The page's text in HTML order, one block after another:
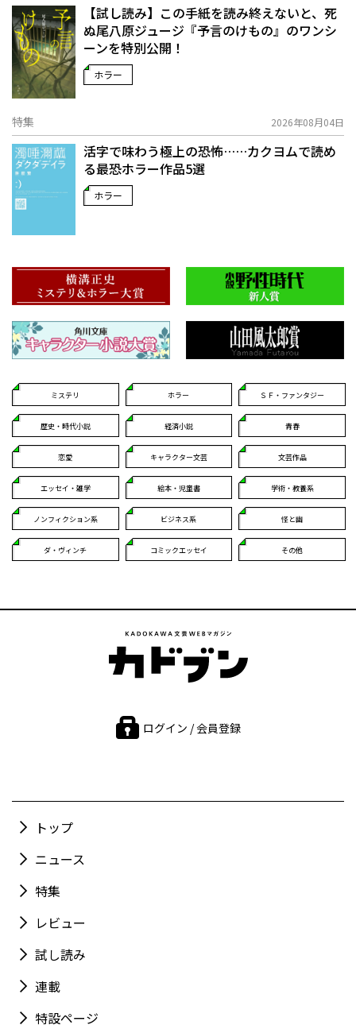
【試し読み】この手紙を読み終えないと、死
ぬ――尾八原ジュージ『予言のけもの』のワンシ
ーンを特別公開！
ホラー
特集 2026年08月04日
活字で味わう極上の恐怖……カクヨムで読め
る最恐ホラー作品5選
ホラー
ミステリ ホラー ＳＦ・ファンタジー
歴史・時代小説 経済小説 青春
恋愛 キャラクター文芸 文芸作品
エッセイ・雑学 絵本・児童書 学術・教養系
ノンフィクション系 ビジネス系 怪と幽
ダ・ヴィンチ コミックエッセイ その他
ログイン / 会員登録
トップ
ニュース
特集
レビュー
試し読み
連載
特設ページ